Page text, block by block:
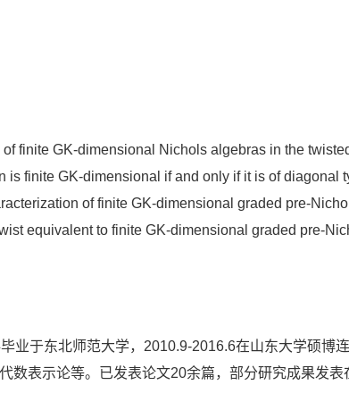
finite GK-dimensional Nichols algebras in the
finite GK-dimensional if and only if it is of
of finite GK-dimensional graded pre-
equivalent to finite GK-dimensional graded pre-
业于东北师范大学，2010.9-2016.6在山东大学硕博
数表示论等。已发表论文20余篇，部分研究成果发